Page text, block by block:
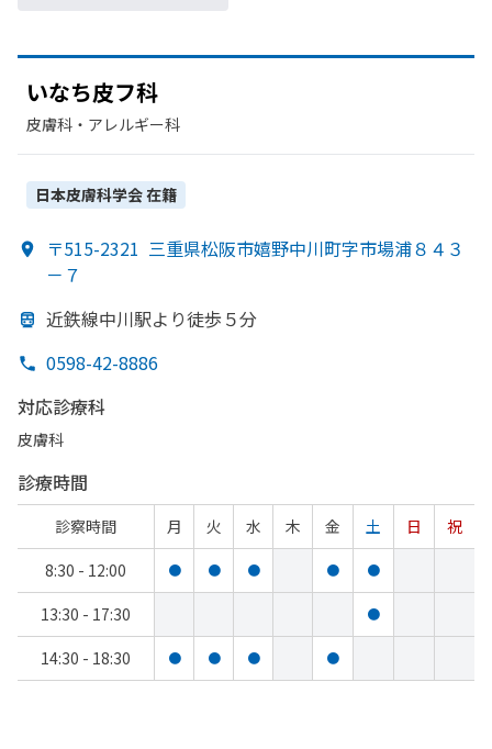
いなち皮フ科
皮膚科・​アレルギー科
日本皮膚科学会在籍
〒515-2321 三重県松阪市嬉野中川町字市場浦８４３
－７
近鉄線中川駅より徒歩５分
0598-42-8886
対応診療科
皮膚科
診療時間
診察時間 月 火 水 木 金 土 日
祝
8:30 - 12:00
● ● ● ● ●
13:30 - 17:30 ●
14:30 - 18:30 ● ● ● ●